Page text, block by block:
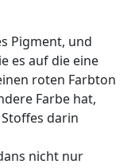
Pigment, und
es auf die eine
roten Farbton
Farbe hat,
darin
nicht nur